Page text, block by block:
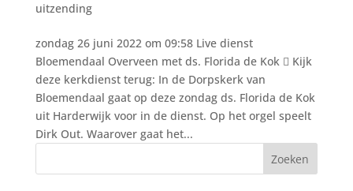
uitzending
zondag 26 juni 2022 om 09:58 Live dienst
Bloemendaal Overveen met ds. Florida de Kok  Kijk
deze kerkdienst terug: In de Dorpskerk van
Bloemendaal gaat op deze zondag ds. Florida de Kok
uit Harderwijk voor in de dienst. Op het orgel speelt
Dirk Out. Waarover gaat het...
Zoeken